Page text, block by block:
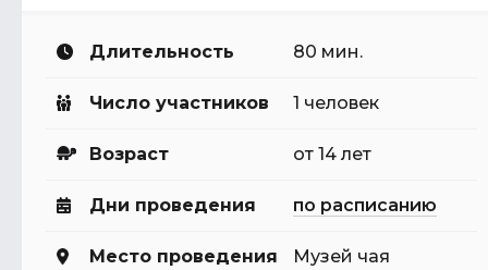
Длительность 80 мин.
Число участников 1 человек
Возраст от 14 лет
Дни проведения по расписанию
Место проведения Музей чая